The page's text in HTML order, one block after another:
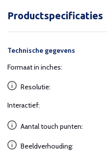
Productspecificaties
Technische gegevens
Formaat in inches:
Resolutie:
Interactief:
Aantal touch punten:
Beeldverhouding: